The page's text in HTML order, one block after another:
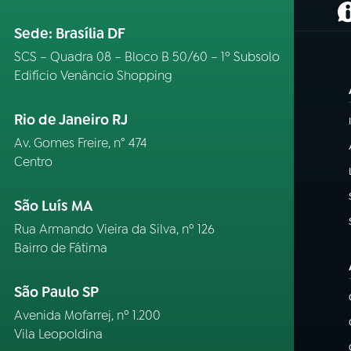
Sede: Brasília DF
SCS – Quadra 08 – Bloco B 50/60 – 1º Subsolo
Edifício Venâncio Shopping
Rio de Janeiro RJ
Av. Gomes Freire, n° 474
Centro
São Luís MA
Rua Armando Vieira da Silva, nº 126
Bairro de Fátima
São Paulo SP
Avenida Mofarrej, nº 1.200
Vila Leopoldina